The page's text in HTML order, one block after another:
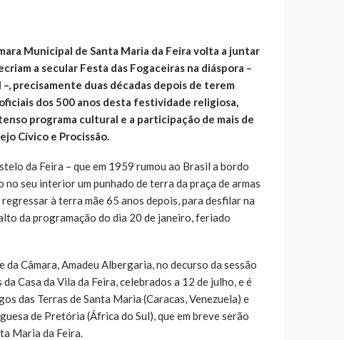
Municipal de Santa Maria da Feira volta a juntar
a secular Festa das Fogaceiras na diáspora –
precisamente duas décadas depois de terem
dos 500 anos desta festividade religiosa,
programa cultural e a participação de mais de
Cívico e Procissão.
da Feira – que em 1959 rumou ao Brasil a bordo
seu interior um punhado de terra da praça de armas
à terra mãe 65 anos depois, para desfilar na
da programação do dia 20 de janeiro, feriado
Câmara, Amadeu Albergaria, no decurso da sessão
Casa da Vila da Feira, celebrados a 12 de julho, e é
das Terras de Santa Maria (Caracas, Venezuela) e
de Pretória (África do Sul), que em breve serão
Maria da Feira.